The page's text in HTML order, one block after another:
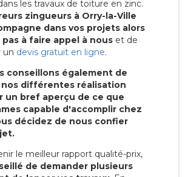
les travaux de toiture en zinc.
zingueurs à Orry-la-Ville
dans vos projets alors
à faire appel à nous et de
un devis gratuit en ligne.
conseillons également de
différentes réalisation
un bref aperçu de ce que
capable d'accomplir chez
décidez de nous confier
le meilleur rapport qualité-prix,
de demander plusieurs